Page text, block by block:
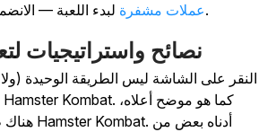
عملات مشفرة
نصائح واستراتيجيات
على الشاشة ليس الطريقة الوحيدة (ولا حتى
لتعظيم أرباحك فيHamster Kombat. كما هو موضح أعلاه،
هناك طرق مختلفة للعبHamster Kombat. أدناه بعض من